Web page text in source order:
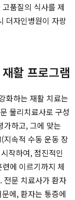
품질의 식사를 제
더자인병원이 자랑
활 프로그램
화하는 재활 치료는
물리치료사로 구성
가하고, 그에 맞는
지속적 수동 운동 장
작하여, 점진적인
에 이르기까지 체
전문 치료사가 환자
에, 환자는 통증에